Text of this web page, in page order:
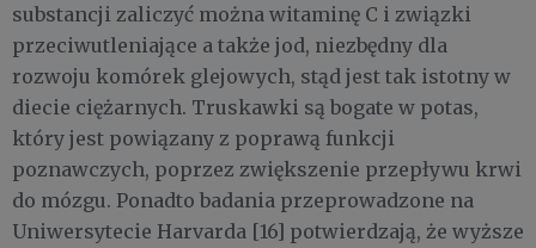
substancji zaliczyć można witaminę C i związki
przeciwutleniające a także jod, niezbędny dla
rozwoju komórek glejowych, stąd jest tak istotny w
diecie ciężarnych. Truskawki są bogate w potas,
który jest powiązany z poprawą funkcji
poznawczych, poprzez zwiększenie przepływu krwi
do mózgu. Ponadto badania przeprowadzone na
Uniwersytecie Harvarda [16] potwierdzają, że wyższe